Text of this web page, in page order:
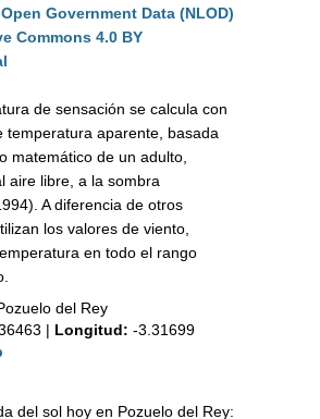
Government Data (NLOD)
Commons 4.0 BY
de sensación se calcula con
temperatura aparente, basada
matemático de un adulto,
aire libre, a la sombra
A diferencia de otros
los valores de viento,
en todo el rango
del Rey
| Longitud: -3.31699
del sol hoy en Pozuelo del Rey: